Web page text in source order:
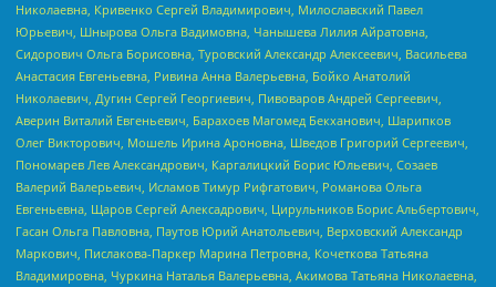
Николаевна, Кривенко Сергей Владимирович, Милославский Павел
Юрьевич, Шнырова Ольга Вадимовна, Чанышева Лилия Айратовна,
Сидорович Ольга Борисовна, Туровский Александр Алексеевич, Васильева
Анастасия Евгеньевна, Ривина Анна Валерьевна, Бойко Анатолий
Николаевич, Дугин Сергей Георгиевич, Пивоваров Андрей Сергеевич,
Аверин Виталий Евгеньевич, Барахоев Магомед Бекханович, Шарипков
Олег Викторович, Мошель Ирина Ароновна, Шведов Григорий Сергеевич,
Пономарев Лев Александрович, Каргалицкий Борис Юльевич, Созаев
Валерий Валерьевич, Исламов Тимур Рифгатович, Романова Ольга
Евгеньевна, Щаров Сергей Алексадрович, Цирульников Борис Альбертович,
Гасан Ольга Павловна, Паутов Юрий Анатольевич, Верховский Александр
Маркович, Пислакова-Паркер Марина Петровна, Кочеткова Татьяна
Владимировна, Чуркина Наталья Валерьевна, Акимова Татьяна Николаевна,